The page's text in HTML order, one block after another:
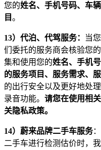
您的姓名、手机号码、车
目。
13）代泊、代驾服务：
当
们委托的服务商会核验您的
集和使用您的姓名、手机
的服务项目、服务需求、
的出行安全以及更好地处
录音功能。 请您在使用相
关隐私政策。
14）蔚来品牌二手车服务
二手车进行检测估价时，